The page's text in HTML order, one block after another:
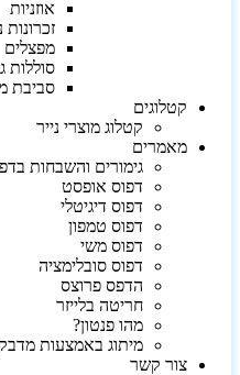
אוזניות
זכרונות
מפצלים
סוללות
סביבת
קטלוגים
קטלוג מוצרי נייר
מאמרים
גימורים והשבחות
דפוס אופסט
דפוס דיגיטלי
דפוס טמפון
דפוס משי
דפוס סובלימציה
הדפס פרוצס
חריטה בלייזר
מהו פנטון?
מיתוג באמצעות
צור קשר